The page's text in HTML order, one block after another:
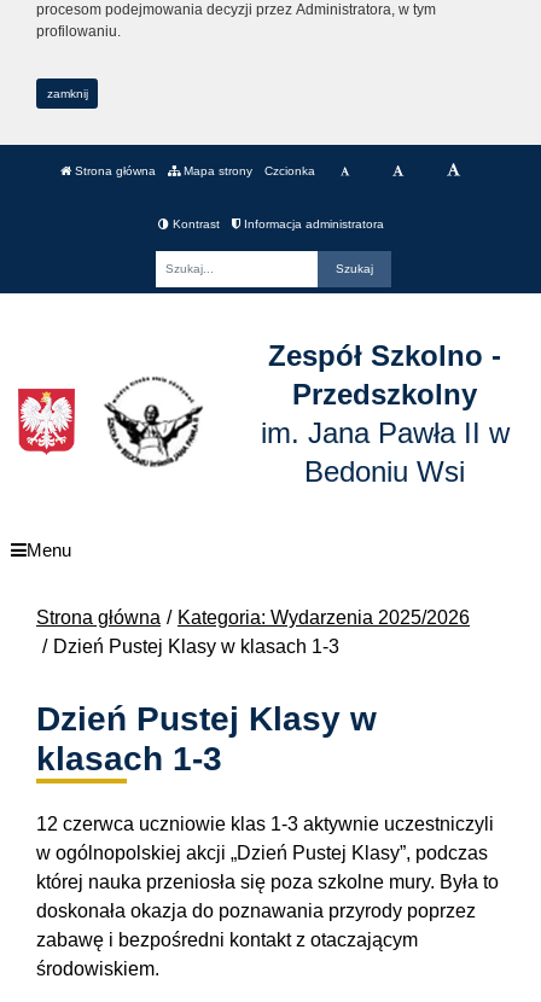
procesom podejmowania decyzji przez Administratora, w tym
profilowaniu.
zamknij
Strona główna Mapa strony Czcionka
Kontrast Informacja administratora
Zespół Szkolno -
Przedszkolny
im. Jana Pawła II w
Bedoniu Wsi
Menu
Strona główna
Kategoria: Wydarzenia 2025/2026
Dzień Pustej Klasy w klasach 1-3
Dzień Pustej Klasy w
klasach 1-3
12 czerwca uczniowie klas 1-3 aktywnie uczestniczyli
w ogólnopolskiej akcji „Dzień Pustej Klasy”, podczas
której nauka przeniosła się poza szkolne mury. Była to
doskonała okazja do poznawania przyrody poprzez
zabawę i bezpośredni kontakt z otaczającym
środowiskiem.